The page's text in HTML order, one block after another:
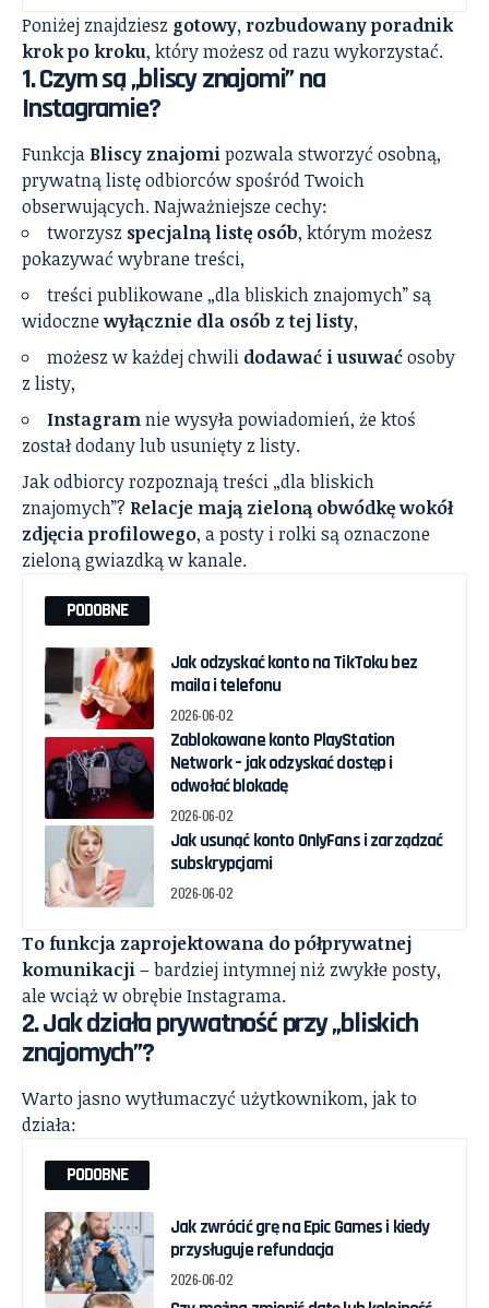
Poniżej znajdziesz gotowy, rozbudowany poradnik
krok po kroku, który możesz od razu wykorzystać.
1. Czym są „bliscy znajomi” na
Instagramie?
Funkcja Bliscy znajomipozwala stworzyć osobną,
prywatną listę odbiorców spośród Twoich
obserwujących. Najważniejsze cechy:
tworzysz specjalną listę osób, którym możesz
pokazywać wybrane treści,
treści publikowane „dla bliskich znajomych” są
widocznewyłącznie dla osób z tej listy,
możesz w każdej chwili dodawać i usuwaćosoby
z listy,
Instagramnie wysyła powiadomień, że ktoś
został dodany lub usunięty z listy.
Jak odbiorcy rozpoznają treści „dla bliskich
znajomych”? Relacje mają zieloną obwódkę wokół
zdjęcia profilowego, a posty i rolki są oznaczone
zieloną gwiazdką w kanale.
PODOBNE
Jak odzyskać konto na TikToku bez
maila i telefonu
2026-06-02
Zablokowane konto PlayStation
Network – jak odzyskać dostęp i
odwołać blokadę
2026-06-02
Jak usunąć konto OnlyFans i zarządzać
subskrypcjami
2026-06-02
To funkcja zaprojektowana do półprywatnej
komunikacji– bardziej intymnej niż zwykłe posty,
ale wciąż w obrębie Instagrama.
2. Jak działa prywatność przy „bliskich
znajomych”?
Warto jasno wytłumaczyć użytkownikom, jak to
działa:
PODOBNE
Jak zwrócić grę na Epic Games i kiedy
przysługuje refundacja
2026-06-02